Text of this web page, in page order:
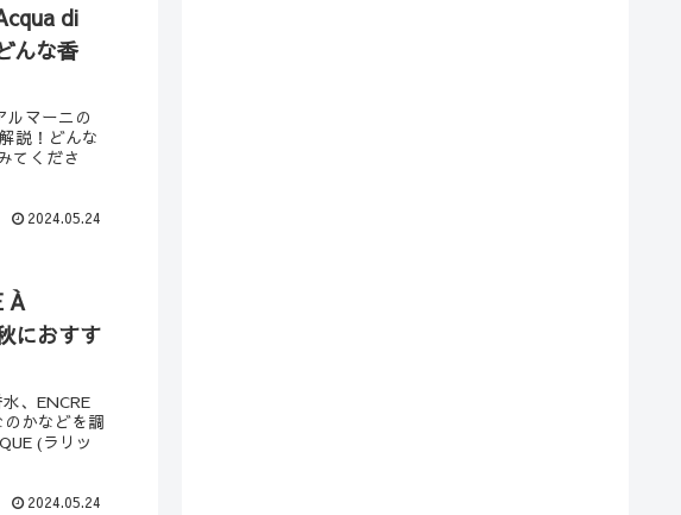
di
んな香
ルマーニの
説！どんな
てくださ
2024.05.24
À
におすす
、ENCRE
かなどを調
(ラリッ
2024.05.24